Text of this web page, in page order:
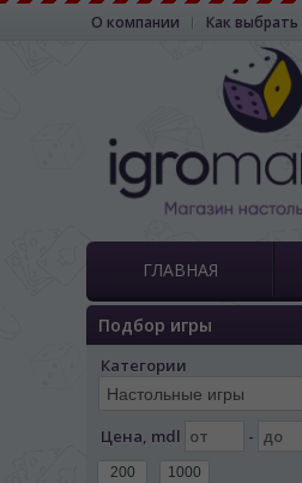
О компании Как выбрать
ГЛАВНАЯ
Подбор игры
Категории
Цена, mdl -
200 1000